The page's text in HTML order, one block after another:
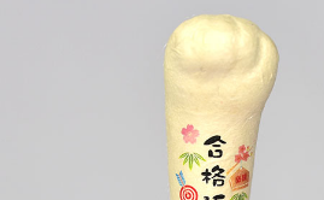
每筆NT$65，滿NT$999(含以上)免運費
每筆NT$100，滿NT$999(含以上)免運費